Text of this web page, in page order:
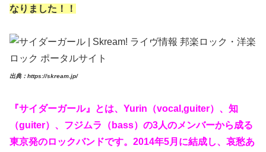
なりました！！
出典：https://skream.jp/
『サイダーガール』とは、Yurin（vocal,guiter）、知
（guiter）、フジムラ（bass）の3人のメンバーから成る
東京発のロックバンドです。2014年5月に結成し、哀愁あ